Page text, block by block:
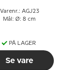
Varenr.: AGJ23
Mål: Ø: 8 cm
PÅ LAGER
Se vare